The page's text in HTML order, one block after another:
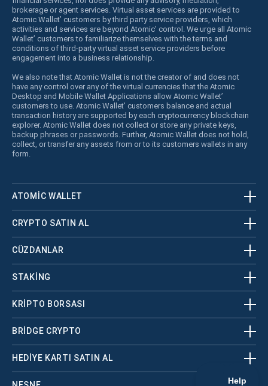
brokerage or agent services. Virtual asset services are provided to
Atomic Wallet’ customers by third party service providers, which
activities and services are beyond Atomic’ control. We urge all Atomic
Wallet’ customers to familiarize themselves with the terms and
conditions of third-party virtual asset service providers before
engagement into a business relationship.
We also note that Atomic Wallet is not the creator of and does not
have any control over any of the virtual currencies that the Atomic
Desktop and Mobile Wallet Applications allow Atomic Wallet’
customers to use. Atomic Wallet’ customers balance and actual
transaction history are supported by each cryptocurrency blockchain
explorer. Atomic Wallet does not collect or store any private keys,
backup phrases or passwords. Further, Atomic Wallet does not hold,
collect, or transfer any assets from or to its customers wallets in any
form.
ATOMIC WALLET
CRYPTO SATIN AL
CÜZDANLAR
STAKING
KRİPTO BORSASI
BRIDGE CRYPTO
HEDIYE KARTI SATIN AL